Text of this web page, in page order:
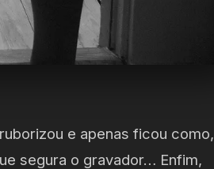
e apenas ficou como,
segura o gravador… Enfim,